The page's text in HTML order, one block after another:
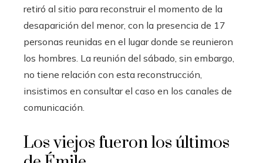
retiró al sitio para reconstruir el momento de la
desaparición del menor, con la presencia de 17
personas reunidas en el lugar donde se reunieron
los hombres. La reunión del sábado, sin embargo,
no tiene relación con esta reconstrucción,
insistimos en consultar el caso en los canales de
comunicación.
Los viejos fueron los últimos